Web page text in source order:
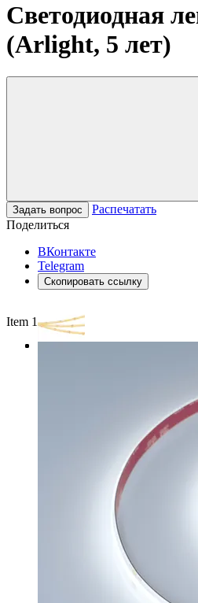
Светодиодная
(Arlight, 5 лет)
Задать вопрос
Распечатать
Поделиться
ВКонтакте
Telegram
Скопировать ссылку
Item 1 of 3